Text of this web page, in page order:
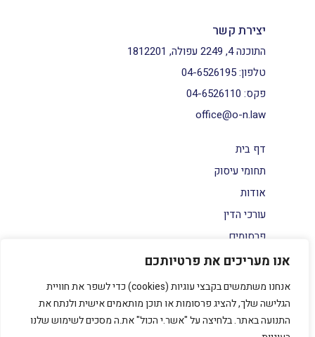
אנו מעריכים את פרטיותכם
אנחנו משתמשים בקבצי עוגיות (cookies) כדי לשפר את חוויית
הגלישה שלך, להציג פרסומות או תוכן מותאמים אישית ולנתח את
התנועה באתר. בלחיצה על "אשר.י הכול" את.ה מסכים לשימוש שלנו
דף בית
תחומי עיסוק
אודות
עורכי הדין
פרסומים
צור קשר
מדיניות פרטיות
יצירת קשר
התוכנה 4, 2249 עפולה, 1812201
טלפון:04-6526195
פקס: 04-6526110
office@o-n.law